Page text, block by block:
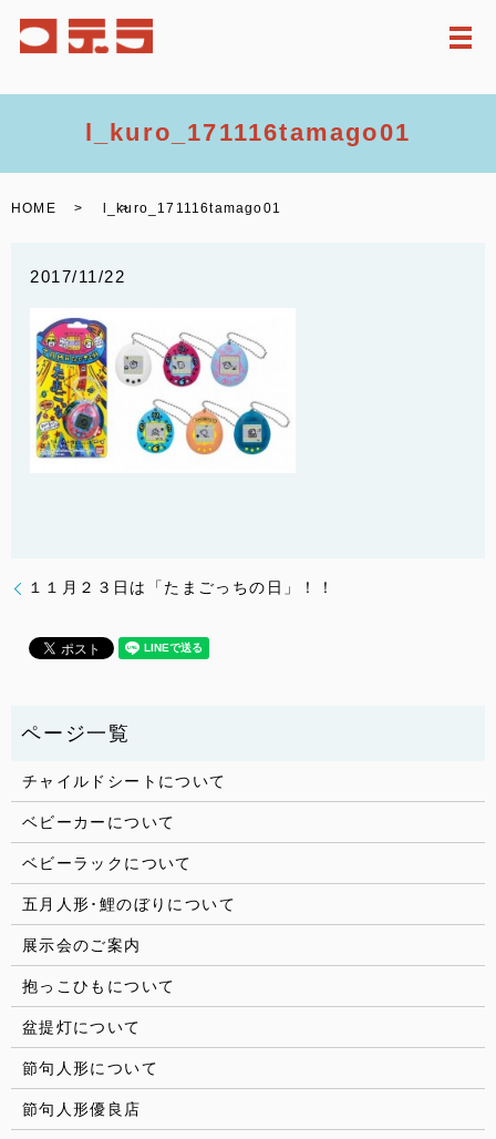
メ
l_kuro_171116tamago01
HOME l_kuro_171116tamago01
2017/11/22
１１月２３日は「たまごっちの日」！！
チャイルドシートについて
ベビーカーについて
ベビーラックについて
五月人形･鯉のぼりについて
展示会のご案内
抱っこひもについて
盆提灯について
節句人形について
節句人形優良店